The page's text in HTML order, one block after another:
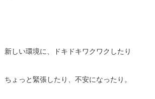
新しい環境に、ドキドキワクワクしたり
ちょっと緊張したり、不安になったり。